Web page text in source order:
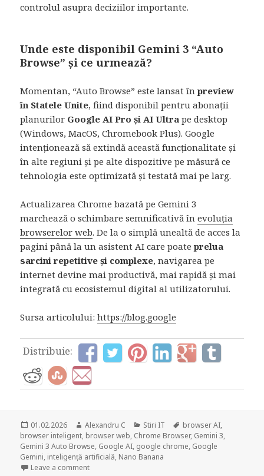
controlul asupra deciziilor importante.
Unde este disponibil Gemini 3 “Auto
Browse” și ce urmează?
Momentan, “Auto Browse” este lansat înpreview
în Statele Unite, fiind disponibil pentru abonații
planurilor Google AI Pro și AI Ultra pe desktop
(Windows, MacOS, Chromebook Plus). Google
intenționează să extindă această funcționalitate și
în alte regiuni și pe alte dispozitive pe măsură ce
tehnologia este optimizată și testată mai pe larg.
Actualizarea Chrome bazată pe Gemini 3
marchează o schimbare semnificativă înevoluția
browserelor web. De la o simplă unealtă de acces la
pagini până la un asistent AI care poateprelua
sarcini repetitive și complexe, navigarea pe
internet devine mai productivă, mai rapidă și mai
integrată cu ecosistemul digital al utilizatorului.
Sursa articolului:https://blog.google
Distribuie:
Posted
on
01.02.2026 Author
Alexandru C Categories
Stiri IT Tags
browser AI,
browser inteligent, browser web, Chrome Browser, Gemini 3,
Gemini 3 Auto Browse, Google AI, google chrome, Google
Gemini, inteligență artificială, Nano Banana
Leave a commenton Chrome + Gemini 3 schimbă modul în care